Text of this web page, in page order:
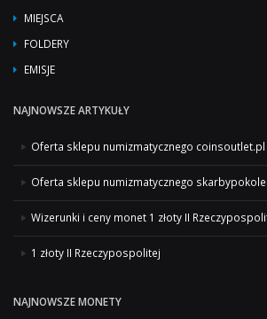
MIEJSCA
FOLDERY
EMISJE
NAJNOWSZE ARTYKUŁY
Oferta sklepu numizmatycznego coinsoutlet.pl
Oferta sklepu numizmatycznego
Wizerunki i ceny monet 1 złoty II
1 złoty II Rzeczypospolitej
NAJNOWSZE MONETY